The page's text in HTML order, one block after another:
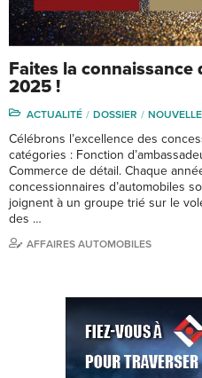
Faites la connaissance
2025 !
ACTUALITÉ DOSSIER
Célébrons l’excellence des
catégories : Fonction
Commerce de détail. Chaque
concessionnaires d’automobiles
joignent à un groupe trié sur le
des …
AFFAIRES AUTOMOBILES